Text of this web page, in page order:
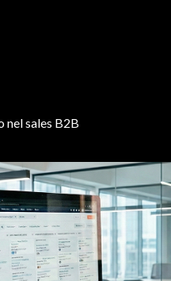
nel sales B2B